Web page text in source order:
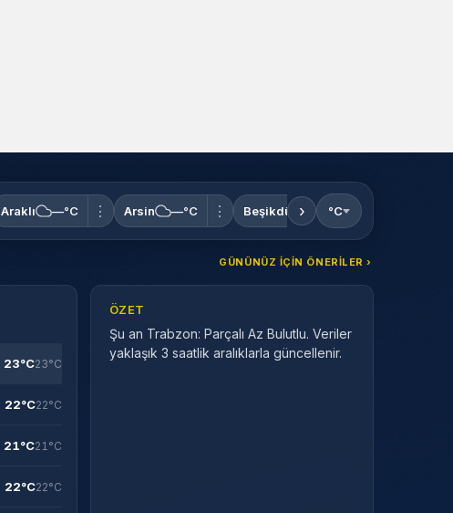
Araklı —°C ⋮ Arsin —°C ⋮ Beşikdüzü —°C
› °C
GÜNÜNÜZ IÇIN ÖNERILER ›
23°C23°C
22°C22°C
21°C21°C
22°C22°C
ÖZET
Şu an Trabzon: Parçalı Az Bulutlu. Veriler
yaklaşık 3 saatlik aralıklarla güncellenir.